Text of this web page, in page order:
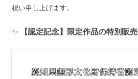
祝い申し上げます。
✨ 【認定記念】限定作品の特別販売